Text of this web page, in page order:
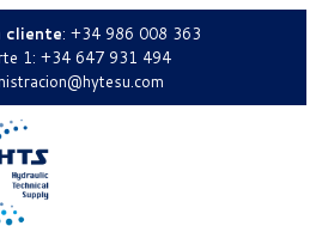
cliente: +34 986 008 363
1: +34 647 931 494